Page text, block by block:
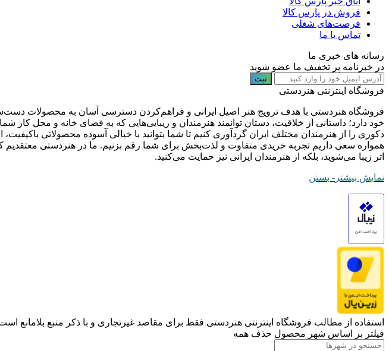
فروش در پارس کالا
فرصت‌های شغلی
تماس با ما
رسانه های خبری ما
در خبرنامه پر تخفیف ما عضو شوید
ثبت
فروشگاه اینترنتی هنردستی
فروشگاه هنردستی با هدف ترویج هنر اصیل ایرانی و فراهم‌کردن دسترسی آسان به محصولات
خود دارد؛ داستانی از خلاقیت، دستان توانمند هنرمندان و زیبایی‌هایی که به فضای خانه و محل
دکوری را از هنرمندان مختلف ایران گردآوری کنیم تا شما بتوانید با خیالی آسوده محصولاتی
همواره سعی داریم تجربه خریدی متفاوت و لذت‌بخش برای شما رقم بزنیم. ما در هنردستی معتقدیم
اثر زیبا می‌شوید، بلکه از هنرمندان ایرانی نیز حمایت می‌کنید.
نمایش بیشتر - بستن
استفاده از مطالب فروشگاه اینترنتی هنردستی فقط برای مقاصد غیرتجاری و با ذکر منبع بلامانع
فیلتر بر اساس شهر محصول حذف همه